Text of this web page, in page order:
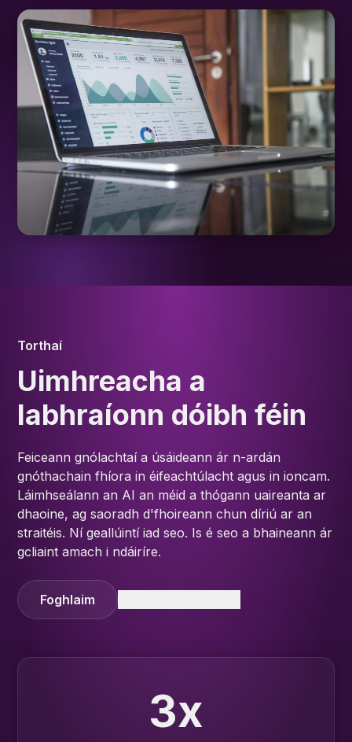
Torthaí
Uimhreacha a
labhraíonn dóibh féin
Feiceann gnólachtaí a úsáideann ár n-ardán
gnóthachain fhíora in éifeachtúlacht agus in ioncam.
Láimhseálann an AI an méid a thógann uaireanta ar
dhaoine, ag saoradh d'fhoireann chun díriú ar an
straitéis. Ní geallúintí iad seo. Is é seo a bhaineann ár
gcliaint amach i ndáiríre.
Foghlaim
3x